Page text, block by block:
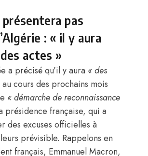
présentera pas
: « il y aura
actes »
a précisé qu’il y aura « des
au cours des prochains mois
« démarche de reconnaissance
présidence française, qui a
des excuses officielles à
prévisible. Rappelons en
français, Emmanuel Macron,